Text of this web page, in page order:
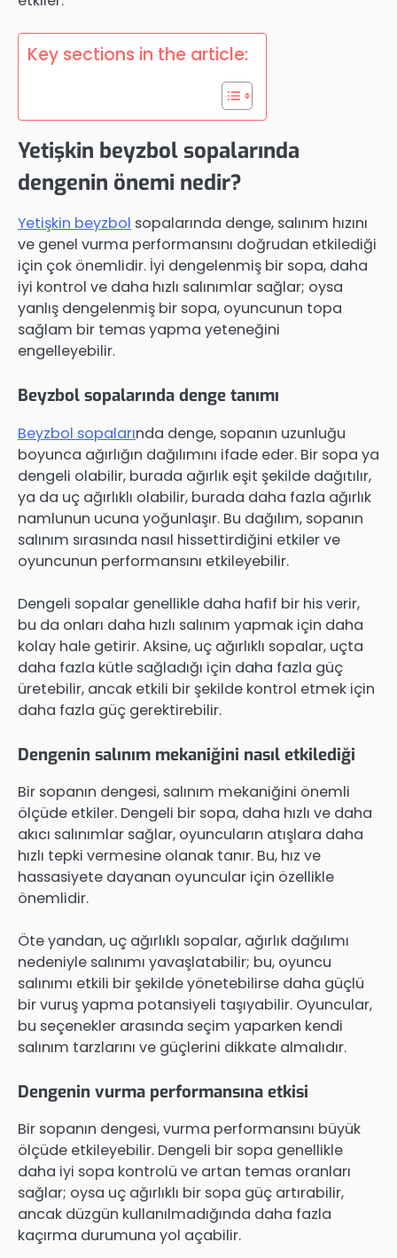
Key sections in the article:
Yetişkin beyzbol sopalarında
dengenin önemi nedir?
Yetişkin beyzbol sopalarında denge, salınım hızını
ve genel vurma performansını doğrudan etkilediği
için çok önemlidir. İyi dengelenmiş bir sopa, daha
iyi kontrol ve daha hızlı salınımlar sağlar; oysa
yanlış dengelenmiş bir sopa, oyuncunun topa
sağlam bir temas yapma yeteneğini
engelleyebilir.
Beyzbol sopalarında denge tanımı
Beyzbol sopalarında denge, sopanın uzunluğu
boyunca ağırlığın dağılımını ifade eder. Bir sopa ya
dengeli olabilir, burada ağırlık eşit şekilde dağıtılır,
ya da uç ağırlıklı olabilir, burada daha fazla ağırlık
namlunun ucuna yoğunlaşır. Bu dağılım, sopanın
salınım sırasında nasıl hissettirdiğini etkiler ve
oyuncunun performansını etkileyebilir.
Dengeli sopalar genellikle daha hafif bir his verir,
bu da onları daha hızlı salınım yapmak için daha
kolay hale getirir. Aksine, uç ağırlıklı sopalar, uçta
daha fazla kütle sağladığı için daha fazla güç
üretebilir, ancak etkili bir şekilde kontrol etmek için
daha fazla güç gerektirebilir.
Dengenin salınım mekaniğini nasıl etkilediği
Bir sopanın dengesi, salınım mekaniğini önemli
ölçüde etkiler. Dengeli bir sopa, daha hızlı ve daha
akıcı salınımlar sağlar, oyuncuların atışlara daha
hızlı tepki vermesine olanak tanır. Bu, hız ve
hassasiyete dayanan oyuncular için özellikle
önemlidir.
Öte yandan, uç ağırlıklı sopalar, ağırlık dağılımı
nedeniyle salınımı yavaşlatabilir; bu, oyuncu
salınımı etkili bir şekilde yönetebilirse daha güçlü
bir vuruş yapma potansiyeli taşıyabilir. Oyuncular,
bu seçenekler arasında seçim yaparken kendi
salınım tarzlarını ve güçlerini dikkate almalıdır.
Dengenin vurma performansına etkisi
Bir sopanın dengesi, vurma performansını büyük
ölçüde etkileyebilir. Dengeli bir sopa genellikle
daha iyi sopa kontrolü ve artan temas oranları
sağlar; oysa uç ağırlıklı bir sopa güç artırabilir,
ancak düzgün kullanılmadığında daha fazla
kaçırma durumuna yol açabilir.